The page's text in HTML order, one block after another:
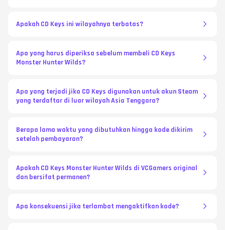
Apakah CD Keys ini wilayahnya terbatas?
Apa yang harus diperiksa sebelum membeli CD Keys
Monster Hunter Wilds?
Apa yang terjadi jika CD Keys digunakan untuk akun Steam
yang terdaftar di luar wilayah Asia Tenggara?
Berapa lama waktu yang dibutuhkan hingga kode dikirim
setelah pembayaran?
Apakah CD Keys Monster Hunter Wilds di VCGamers original
dan bersifat permanen?
Apa konsekuensi jika terlambat mengaktifkan kode?